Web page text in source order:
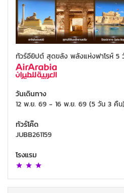
ทัวร์อียิปต์ สุดขลัง พลังแห่งฟาโรห์ 5
วันเดินทาง
12 พ.ย. 69 - 16 พ.ย. 69 (5 วัน 3 คืน)
ทัวร์โค๊ด
JUBB261159
โรงแรม